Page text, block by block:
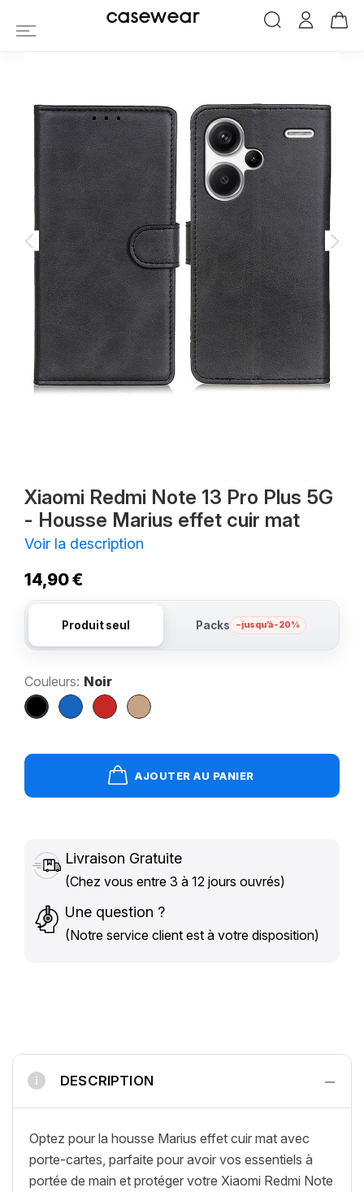
Housse Xiaomi Redmi Note 13 Pro
casewear
Xiaomi Redmi Note 13 Pro Plus 5G
- Housse Marius effet cuir mat
Voir la description
14,90 €
Produit seul Packs – jusqu’à -20%
Couleurs: Noir
Noir Bleu RougeMarron
AJOUTER AU PANIER
Livraison Gratuite
(Chez vous entre 3 à 12 jours ouvrés)
Une question ?
(Notre service client est à votre disposition)
i DESCRIPTION −
Optez pour la housse Marius effet cuir mat avec
porte-cartes, parfaite pour avoir vos essentiels à
portée de main et protéger votre Xiaomi Redmi Note